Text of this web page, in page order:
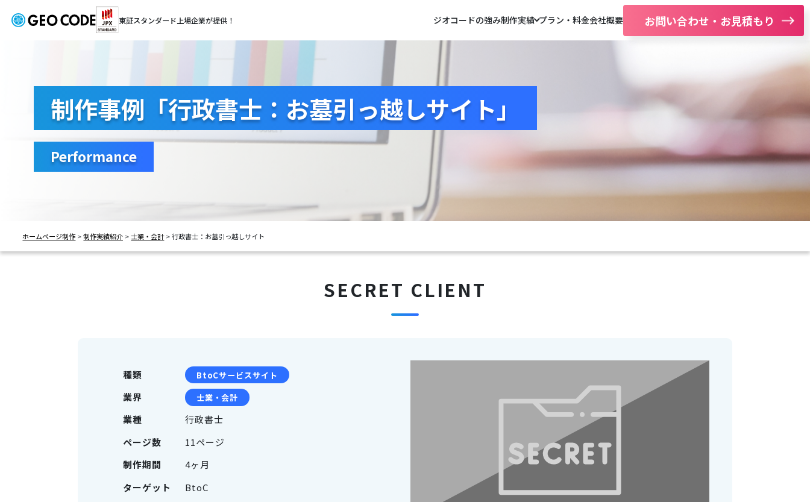
東証スタンダード上場企業が提供！ ジオコードの強み制作実績 プラン・料金会社概要 お問い合わせ・お見積もり
制作事例「行政書士：お墓引っ越しサイト」
Performance
ホームページ制作>制作実績紹介 >士業・会計>行政書士：お墓引っ越しサイト
SECRET CLIENT
種類 BtoCサービスサイト
業界 士業・会計
業種
行政書士
ページ数
11ページ
制作期間
4ヶ月
ターゲット
BtoC